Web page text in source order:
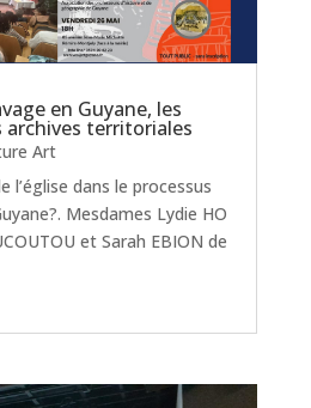
en Guyane, les
archives territoriales
Art
l’église dans le processus
Mesdames Lydie HO
et Sarah EBION de